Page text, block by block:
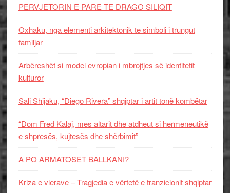
PERVJETORIN E PARE TE DRAGO SILIQIT
Oxhaku, nga elementi arkitektonik te simboli i trungut
familjar
Arbëreshët si model evropian i mbrojtjes së identitetit
kulturor
Sali Shijaku, “Diego Rivera” shqiptar i artit tonë kombëtar
“Dom Fred Kalaj, mes altarit dhe atdheut si hermeneutikë
e shpresës, kujtesës dhe shërbimit”
A PO ARMATOSET BALLKANI?
Kriza e vlerave – Tragjedia e vërtetë e tranzicionit shqiptar